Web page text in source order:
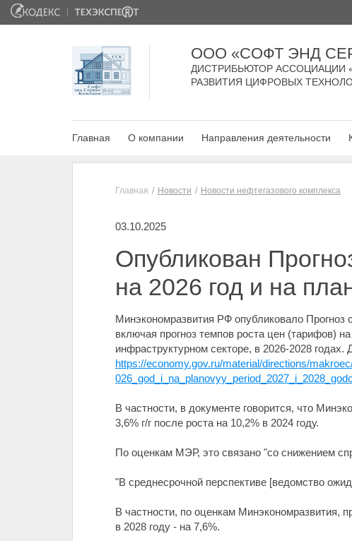
ООО «СОФТ ЭНД
ДИСТРИБЬЮТОР АССОЦИАЦИИ
РАЗВИТИЯ ЦИФРОВЫХ
Главная О компании Направления деятельности
Главная Новости Новости нефтегазового комплекса
03.10.2025
Опубликован
на 2026 год и на
Минэкономразвития РФ опубликовало Прогноз
включая прогноз темпов роста цен (тарифов)
инфраструктурном секторе, в 2026-2028
https://economy.gov.ru/material/directions/
В частности, в документе говорится, что
3,6% г/г после роста на 10,2% в 2024 году.
По оценкам МЭР, это связано "со снижением
"В среднесрочной перспективе [ведомство
В частности, по оценкам Минэкономразвития,
в 2028 году - на 7,6%.